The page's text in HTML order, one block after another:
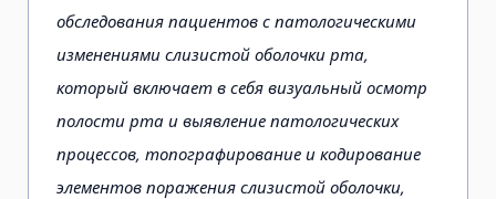
обследования пациентов с патологическими
изменениями слизистой оболочки рта,
который включает в себя визуальный осмотр
полости рта и выявление патологических
процессов, топографирование и кодирование
элементов поражения слизистой оболочки,